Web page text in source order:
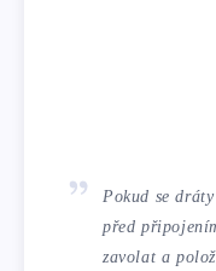
Pokud se
před
zavolat a